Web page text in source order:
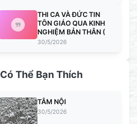
THI CA VÀ ĐỨC TIN
TÔN GIÁO QUA KINH
NGHIỆM BẢN THÂN (
30/5/2026
Có Thể Bạn Thích
TÂM NỘI
30/5/2026